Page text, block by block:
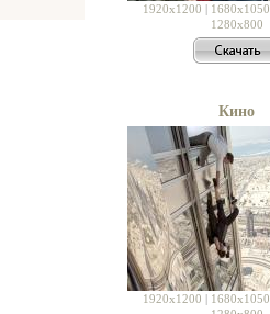
1920x1200 | 1680x1050
1280x800
Кино
1920x1200 | 1680x1050